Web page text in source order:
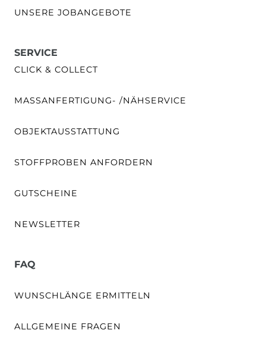
UNSERE JOBANGEBOTE
SERVICE
CLICK & COLLECT
MASSANFERTIGUNG- /NÄHSERVICE
OBJEKTAUSSTATTUNG
STOFFPROBEN ANFORDERN
GUTSCHEINE
NEWSLETTER
FAQ
WUNSCHLÄNGE ERMITTELN
ALLGEMEINE FRAGEN